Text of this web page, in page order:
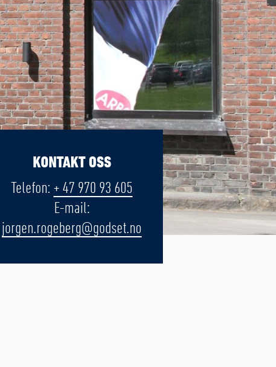
KONTAKT OSS
Telefon: + 47 970 93 605
E-mail:
jorgen.rogeberg@godset.no